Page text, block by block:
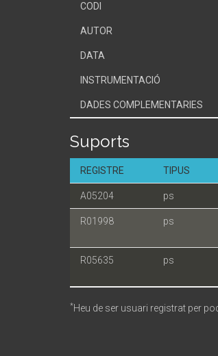
CODI
AUTOR
DATA
INSTRUMENTACIÓ
DADES COMPLEMENTARIES
Suports
REGISTRE TIPUS
A05204 ps
R01998 ps
R05635 ps
*Heu de ser usuari registrat per